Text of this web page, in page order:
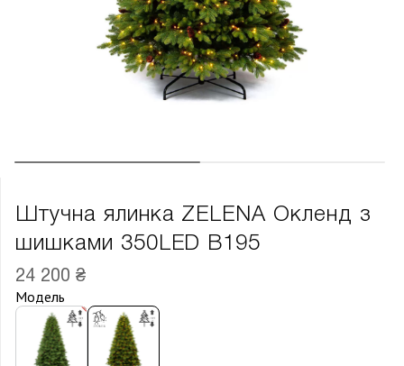
Штучна ялинка ZELENA Окленд з
шишками 350LED В195
24 200 ₴
Модель